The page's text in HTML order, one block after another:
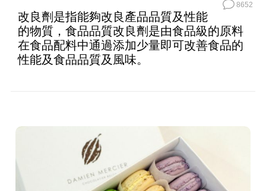
8652
改良劑是指能夠改良產品品質及性能
的物質，食品品質改良劑是由食品級的原料
在食品配料中通過添加少量即可改善食品的
性能及食品品質及風味。